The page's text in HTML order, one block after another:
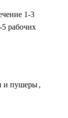
1-3
рабочих
и пушеры,